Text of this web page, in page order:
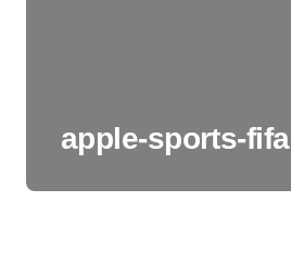
apple-sports-fifa